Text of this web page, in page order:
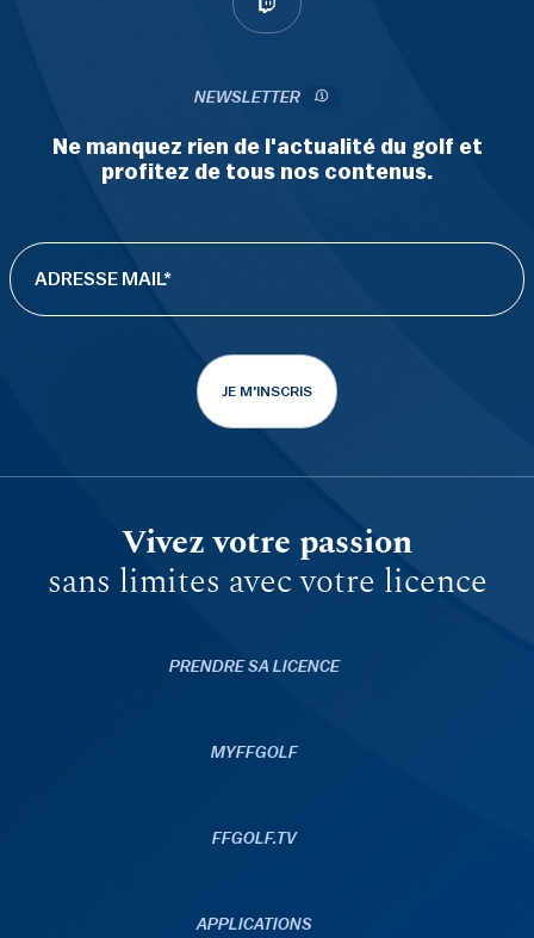
NEWSLETTER
Ne manquez rien de l'actualité du golf et
profitez de tous nos contenus.
JE M'INSCRIS
Vivez votre passion
sans limites avec votre licence
PRENDRE SA LICENCE
MYFFGOLF
FFGOLF.TV
APPLICATIONS